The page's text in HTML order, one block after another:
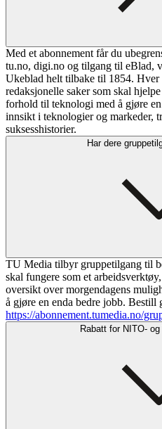
Med et abonnement får du
tu.no, digi.no og tilgang til eBlad,
Ukeblad helt tilbake til 1854.
redaksjonelle saker som skal
forhold til teknologi med å gjøre
innsikt i teknologier og markeder,
suksesshistorier.
Har dere
TU Media tilbyr gruppetilgang til
skal fungere som et
oversikt over morgendagens
å gjøre en enda bedre jobb. Bestill
https://abonnement.tumedia.no/
Rabatt for NITO-